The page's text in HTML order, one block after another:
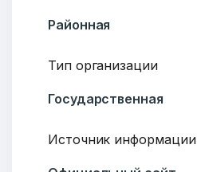
Районная
Тип организации
Государственная
Источник информации